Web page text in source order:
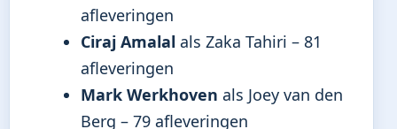
afleveringen
Ciraj Amalal als Zaka Tahiri – 81
afleveringen
Mark Werkhoven als Joey van den
Berg – 79 afleveringen